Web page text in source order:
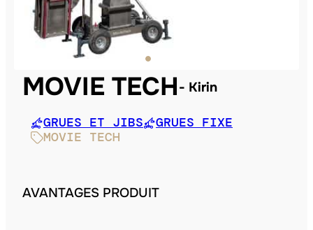
MOVIE TECH Kirin
GRUES ET JIBS
GRUES FIXE
MOVIE TECH
AVANTAGES PRODUIT